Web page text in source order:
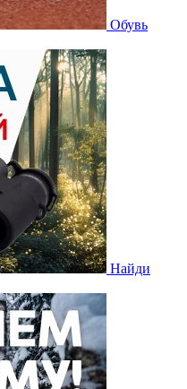
Обувь
Найди